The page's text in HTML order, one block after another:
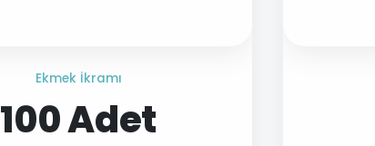
Ekmek İkramı
100 Adet